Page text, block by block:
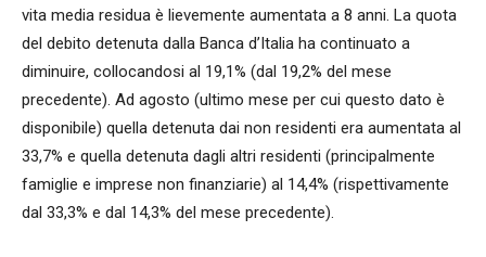
vita media residua è lievemente aumentata a 8 anni. La quota
del debito detenuta dalla Banca d’Italia ha continuato a
diminuire, collocandosi al 19,1% (dal 19,2% del mese
precedente). Ad agosto (ultimo mese per cui questo dato è
disponibile) quella detenuta dai non residenti era aumentata al
33,7% e quella detenuta dagli altri residenti (principalmente
famiglie e imprese non finanziarie) al 14,4% (rispettivamente
dal 33,3% e dal 14,3% del mese precedente).